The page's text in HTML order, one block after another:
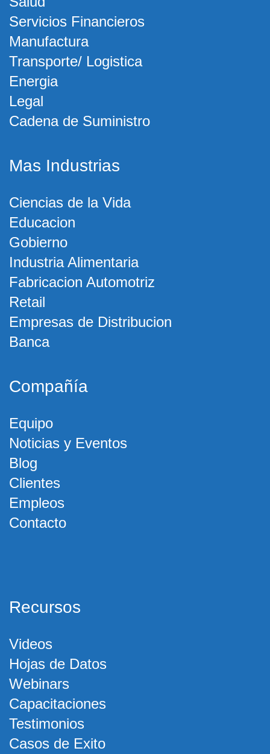
Servicios Financieros
Manufactura
Transporte/ Logistica
Energia
Legal
Cadena de Suministro
Mas Industrias
Ciencias de la Vida
Educacion
Gobierno
Industria Alimentaria
Fabricacion Automotriz
Retail
Empresas de Distribucion
Banca
Compañía
Equipo
Noticias y Eventos
Blog
Clientes
Empleos
Contacto
Recursos
Videos
Hojas de Datos
Webinars
Capacitaciones
Testimonios
Casos de Exito